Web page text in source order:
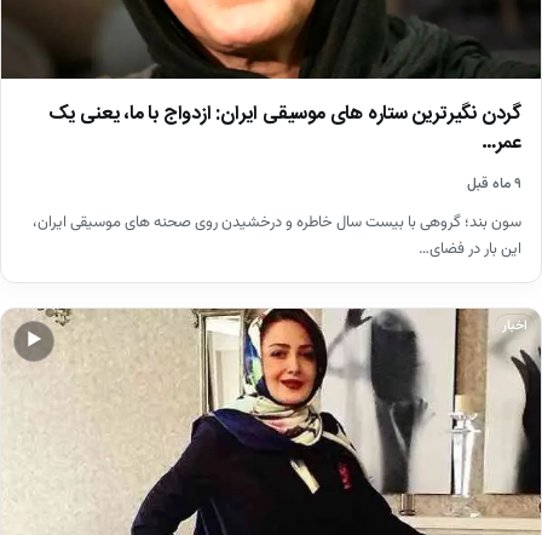
گردن نگیرترین ستاره های موسیقی ایران: ازدواج با ما، یعنی یک
عمر…
۹ ماه قبل
سون بند؛ گروهی با بیست سال خاطره و درخشیدن روی صحنه های موسیقی ایران،
این بار در فضای…
▶
اخبار